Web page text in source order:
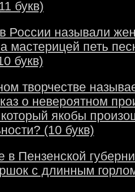
букв)
России называли
мастерицей петь
букв)
творчестве
о невероятном
якобы
(10 букв)
в Пензенской
с длинным